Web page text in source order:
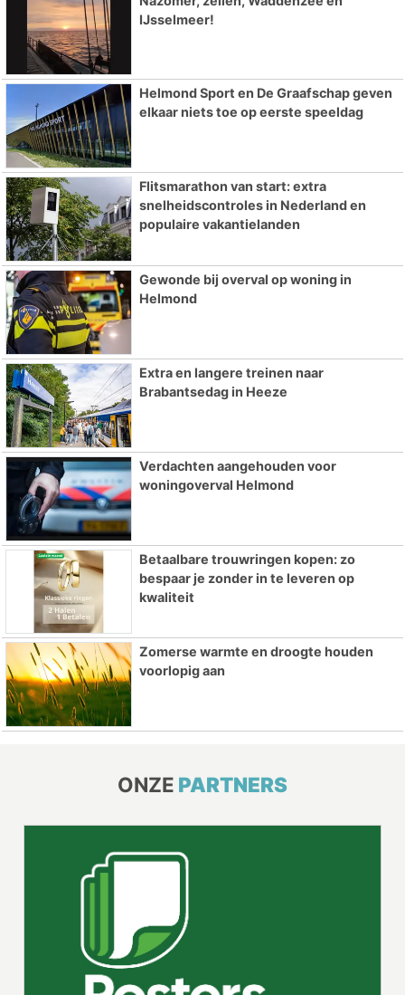
IJsselmeer!
Helmond Sport en De Graafschap geven
elkaar niets toe op eerste speeldag
Flitsmarathon van start: extra
snelheidscontroles in Nederland en
populaire vakantielanden
Gewonde bij overval op woning in
Helmond
Extra en langere treinen naar
Brabantsedag in Heeze
Verdachten aangehouden voor
woningoverval Helmond
Betaalbare trouwringen kopen: zo
bespaar je zonder in te leveren op
kwaliteit
Zomerse warmte en droogte houden
voorlopig aan
ONZE PARTNERS